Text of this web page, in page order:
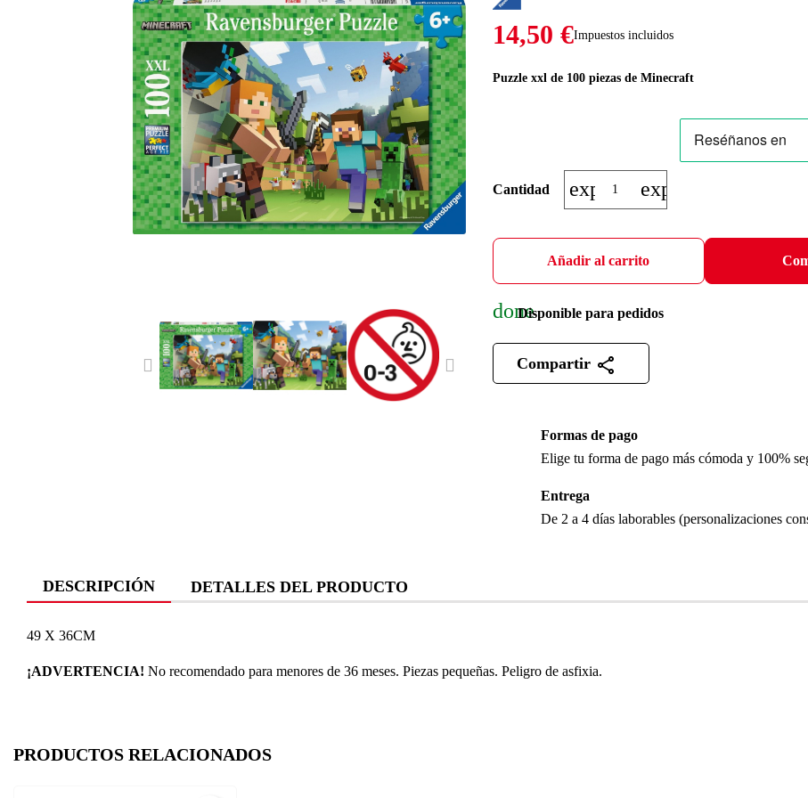
PREVIOUS
14,50 €Impuestos incluidos
Puzzle xxl de 100 piezas de Minecraft
Cantidad expand_moreexpand_less
Añadir al carrito
doneDisponible para pedidos
Compartir
Formas de pago
Elige tu forma de pago más cómoda y 100%
Entrega
De 2 a 4 días laborables (personalizaciones
DESCRIPCIÓN DETALLES DEL PRODUCTO
49 X 36CM
¡ADVERTENCIA! No recomendado para menores de 36 meses. Piezas pequeñas. Peligro de asfixia.
PRODUCTOS RELACIONADOS